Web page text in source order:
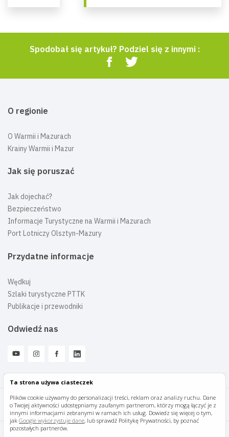
Ta strona używa ciasteczek
Plików cookie używamy do personalizacji treści, reklam oraz analizy ruchu. Dane
o Twojej aktywności udostępniamy zaufanym partnerom, którzy mogą łączyć je z
innymi informacjami zebranymi w ramach ich usług. Dowiedz się więcej o tym,
jak Google wykorzystuje dane, lub sprawdź Politykę Prywatności, by poznać
pozostałych partnerów.
Spodobał się artykuł? Podziel się z innymi :
O regionie
O Warmii i Mazurach
Krainy Warmii i Mazur
Jak się poruszać
Jak dojechać?
Bezpieczeństwo
Informacje Turystyczne na Warmii i Mazurach
Port Lotniczy Olsztyn-Mazury
Przydatne informacje
Wędkuj
Szlaki turystyczne PTTK
Publikacje i przewodniki
Odwiedź nas
Mazury Travel © 2026